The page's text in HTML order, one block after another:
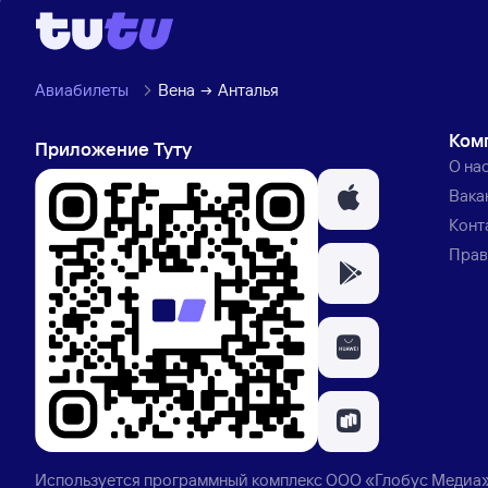
Авиабилеты Вена Анталья
Приложение Туту
О
Используется программный комплексООО «Глобус